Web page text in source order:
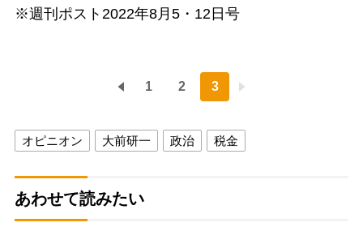
※週刊ポスト2022年8月5・12日号
1 2 3
オピニオン 大前研一 政治 税金
あわせて読みたい